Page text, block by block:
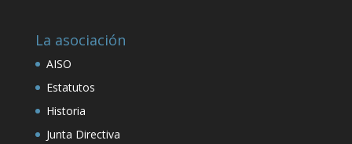
La asociación
AISO
Estatutos
Historia
Junta Directiva